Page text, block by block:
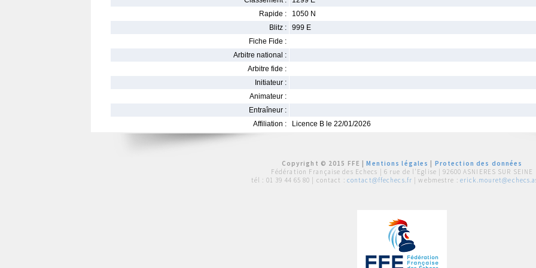
Rapide :
1050 N
Blitz :
999 E
Fiche Fide :
Arbitre national :
Arbitre fide :
Initiateur :
Animateur :
Entraîneur :
Affiliation :
Licence B le 22/01/2026
Copyright © 2015 FFE |Mentions légales
Protection des données
Fédération Française des Echecs | 6 rue de l'Eglise | 92600 ASNIERES SUR SEINE
tél : 01 39 44 65 80 | contact : contact@ffechecs.fr | webmestre :